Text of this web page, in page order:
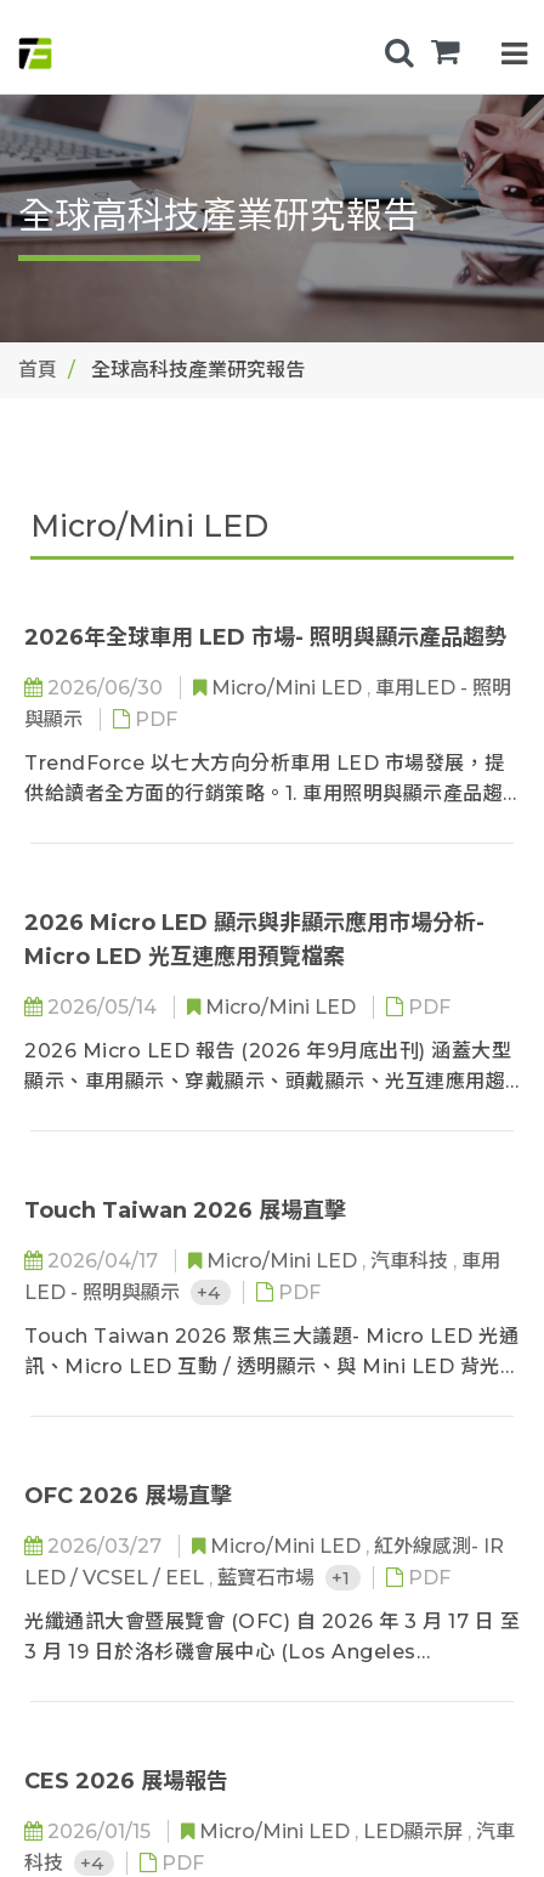
全球高科技產業研究報告
首頁 全球高科技產業研究報告
Micro/Mini LED
2026年全球車用 LED 市場- 照明與顯示產品趨勢
2026/06/30 Micro/Mini LED , 車用LED - 照明
與顯示
PDF
TrendForce 以七大方向分析車用 LED 市場發展，提
供給讀者全方面的行銷策略。1. 車用照明與顯示產品趨
品策略、7. 車用驅動 IC 市場規模與產品趨勢。
2026 Micro LED 顯示與非顯示應用市場分析-
Micro LED 光互連應用預覽檔案
2026/05/14 Micro/Mini LED
PDF
2026 Micro LED 報告 (2026 年9月底出刊) 涵蓋大型
顯示、車用顯示、穿戴顯示、頭戴顯示、光互連應用趨
Touch Taiwan 2026 展場直擊
2026/04/17 Micro/Mini LED , 汽車科技 , 車用
LED - 照明與顯示
+4
PDF
Touch Taiwan 2026 聚焦三大議題- Micro LED 光通
訊、Micro LED 互動 / 透明顯示、與 Mini LED 背光顯
OFC 2026 展場直擊
2026/03/27 Micro/Mini LED , 紅外線感測- IR
LED / VCSEL / EEL , 藍寶石市場 +1
PDF
光纖通訊大會暨展覽會 (OFC) 自 2026 年 3 月 17 日 至
3 月 19 日於洛杉磯會展中心 (Los Angeles
91 個國家、706 多家業界領導企業，邀請 115 位講師、
(AI)、空間光學和資料中心連接等關鍵全球性問題提供
解決方案。
CES 2026 展場報告
2026/01/15 Micro/Mini LED , LED顯示屏 , 汽車
科技
+4
PDF